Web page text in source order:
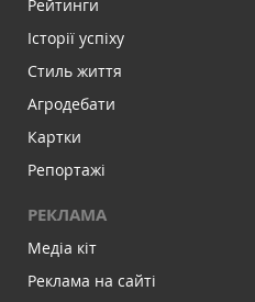
Рейтинги
Історії успіху
Стиль життя
Агродебати
Картки
Репортажі
РЕКЛАМА
Медіа кіт
Реклама на сайті